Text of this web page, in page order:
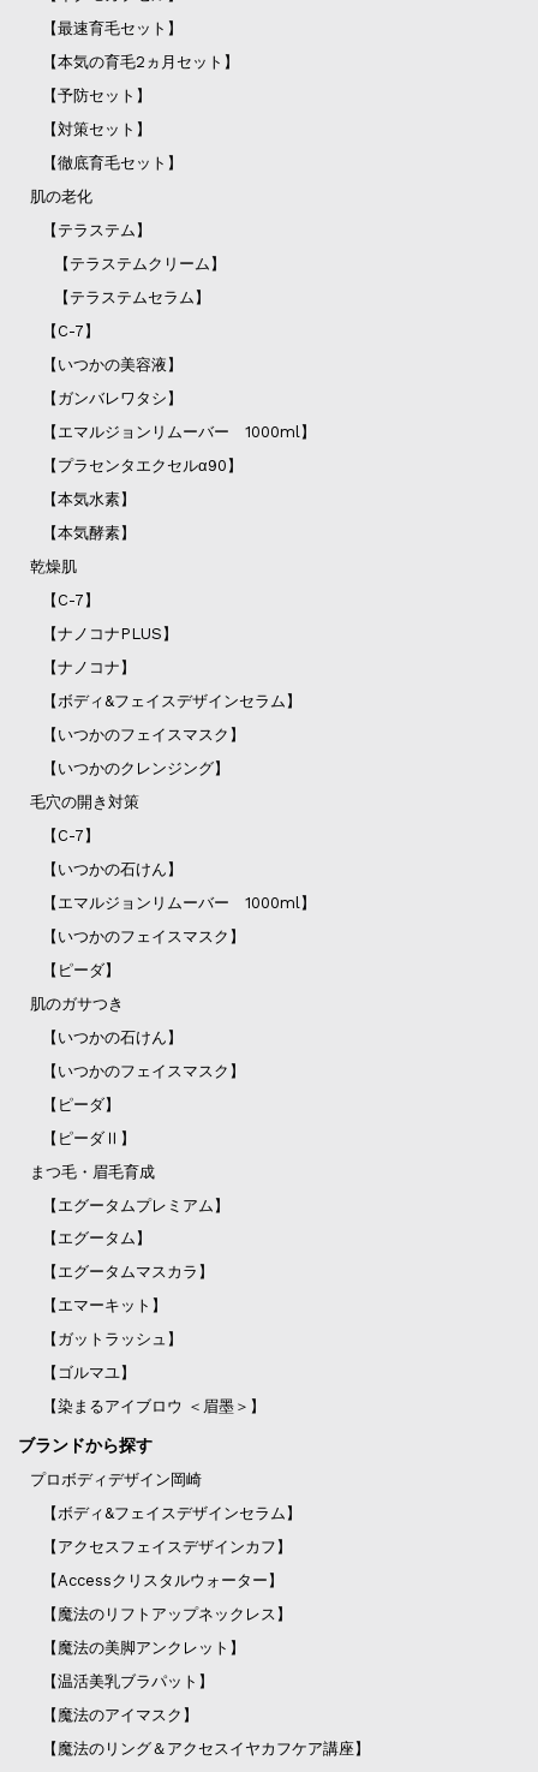
【最速育毛セット】
【本気の育毛2ヵ月セット】
【予防セット】
【対策セット】
【徹底育毛セット】
肌の老化
【テラステム】
【テラステムクリーム】
【テラステムセラム】
【C-7】
【いつかの美容液】
【ガンバレワタシ】
【エマルジョンリムーバー 1000ml】
【プラセンタエクセルα90】
【本気水素】
【本気酵素】
乾燥肌
【C-7】
【ナノコナPLUS】
【ナノコナ】
【ボディ&フェイスデザインセラム】
【いつかのフェイスマスク】
【いつかのクレンジング】
毛穴の開き対策
【C-7】
【いつかの石けん】
【エマルジョンリムーバー 1000ml】
【いつかのフェイスマスク】
【ピーダ】
肌のガサつき
【いつかの石けん】
【いつかのフェイスマスク】
【ピーダ】
【ピーダⅡ】
まつ毛・眉毛育成
【エグータムプレミアム】
【エグータム】
【エグータムマスカラ】
【エマーキット】
【ガットラッシュ】
【ゴルマユ】
【染まるアイブロウ ＜眉墨＞】
ブランドから探す
プロボディデザイン岡崎
【ボディ&フェイスデザインセラム】
【アクセスフェイスデザインカフ】
【Accessクリスタルウォーター】
【魔法のリフトアップネックレス】
【魔法の美脚アンクレット】
【温活美乳ブラパット】
【魔法のアイマスク】
【魔法のリング＆アクセスイヤカフケア講座】